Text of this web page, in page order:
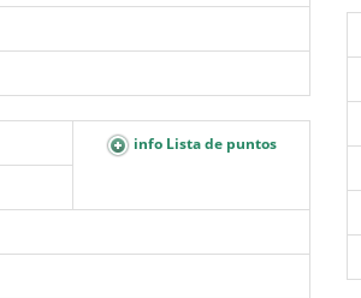
info Lista de puntos